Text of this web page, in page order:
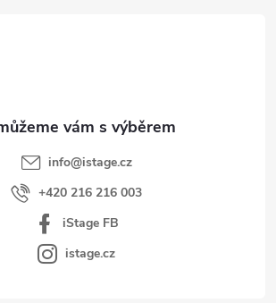
info@istage.cz
+420 216 216 003
iStage FB
istage.cz